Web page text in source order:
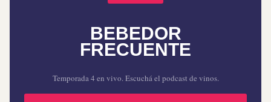
BEBEDOR
FRECUENTE
Temporada 4 en vivo. Escuchá el podcast de vinos.